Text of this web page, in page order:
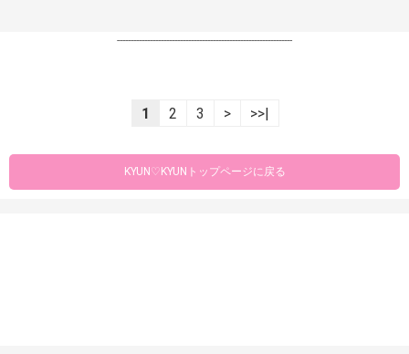
----------------------------------------------------------------
1 2 3 > >>|
KYUN♡KYUNトップページに戻る